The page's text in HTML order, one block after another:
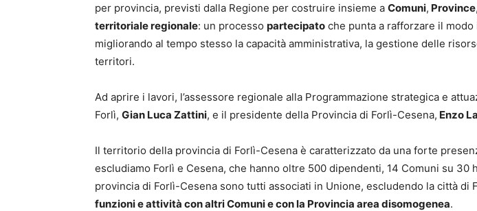
per provincia, previsti dalla Regione per costruire insieme a Comuni, Province,
territoriale regionale: un processo partecipato che punta a rafforzare il
migliorando al tempo stesso la capacità amministrativa, la gestione delle
territori.
Ad aprire i lavori, l’assessore regionale alla Programmazione strategica e
Forlì, Gian Luca Zattini, e il presidente della Provincia di Forlì-Cesena, Enzo
Il territorio della provincia di Forlì-Cesena è caratterizzato da una forte
escludiamo Forlì e Cesena, che hanno oltre 500 dipendenti, 14 Comuni su
provincia di Forlì-Cesena sono tutti associati in Unione, escludendo la città di
funzioni e attività con altri Comuni e con la Provincia area disomogenea.